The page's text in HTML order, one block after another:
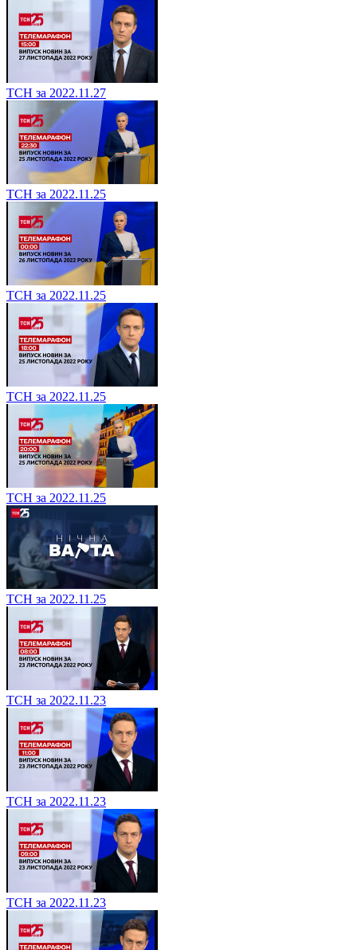
ТСН за 2022.11.27
ТСН за 2022.11.25
ТСН за 2022.11.25
ТСН за 2022.11.25
ТСН за 2022.11.25
ТСН за 2022.11.25
ТСН за 2022.11.23
ТСН за 2022.11.23
ТСН за 2022.11.23